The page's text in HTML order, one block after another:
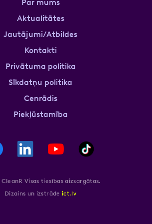
Par mums
Aktualitātes
Jautājumi/Atbildes
Kontakti
Privātuma politika
Sīkdatņu politika
Cenrādis
Piekļūstamība
Visas tiesības aizsargātas.
Dizains un izstrāde ict.lv